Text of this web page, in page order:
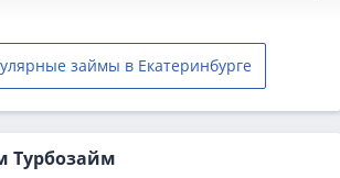
займы в Екатеринбурге
Турбозайм